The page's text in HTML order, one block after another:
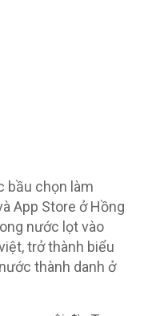
bầu chọn làm
App Store ở Hồng
nước lọt vào
trở thành biểu
thành danh ở